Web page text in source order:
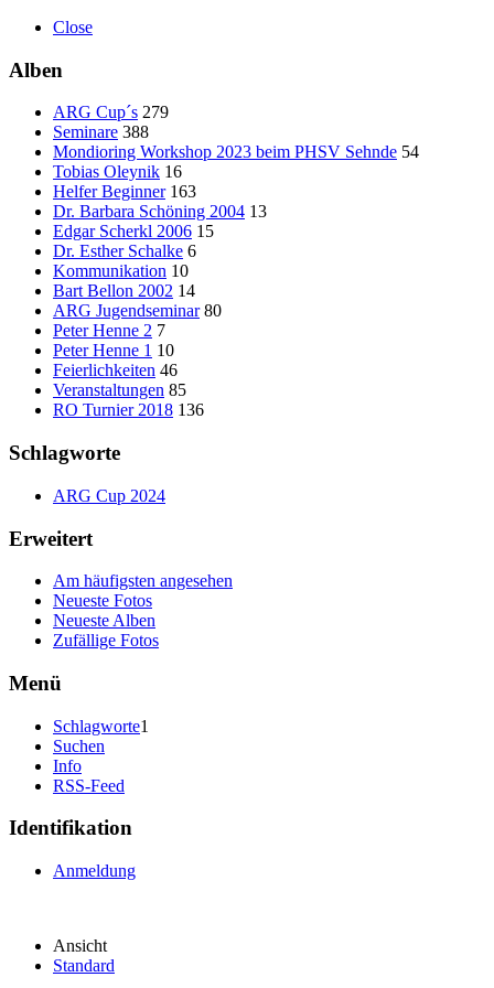
Close
Alben
ARG Cup´s 279
Seminare 388
Mondioring Workshop 2023 beim PHSV Sehnde 54
Tobias Oleynik 16
Helfer Beginner 163
Dr. Barbara Schöning 2004 13
Edgar Scherkl 2006 15
Dr. Esther Schalke 6
Kommunikation 10
Bart Bellon 2002 14
ARG Jugendseminar 80
Peter Henne 2 7
Peter Henne 1 10
Feierlichkeiten 46
Veranstaltungen 85
RO Turnier 2018 136
Schlagworte
ARG Cup 2024
Erweitert
Am häufigsten angesehen
Neueste Fotos
Neueste Alben
Zufällige Fotos
Menü
Schlagworte1
Suchen
Info
RSS-Feed
Identifikation
Anmeldung
Ansicht
Standard